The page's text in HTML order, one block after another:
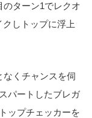
ターン1でレクオ
しトップに浮上
なくチャンスを伺
パートしたブレガ
ップチェッカーを